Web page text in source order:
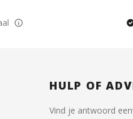
HULP OF
Vind je antwoord